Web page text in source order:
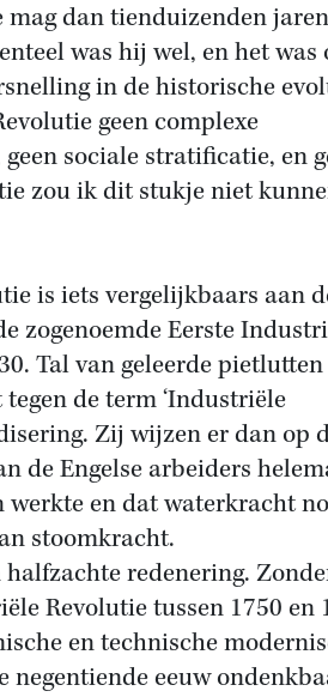
dan tienduizenden jaren
was hij wel, en het was
in de historische
geen complexe
sociale stratificatie, en
zou ik dit stukje niet
is iets vergelijkbaars aan
zogenoemde Eerste
Tal van geleerde pietlutten
de term ‘Industriële
Zij wijzen er dan op
de Engelse arbeiders
en dat waterkracht
stoomkracht.
redenering.
Revolutie tussen 1750 en
en technische
negentiende eeuw